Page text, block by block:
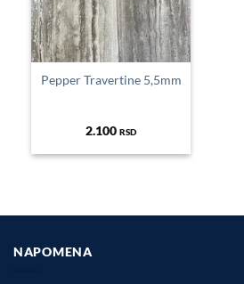
Pepper Travertine 5,5mm
2.100 RSD
NAPOMENA